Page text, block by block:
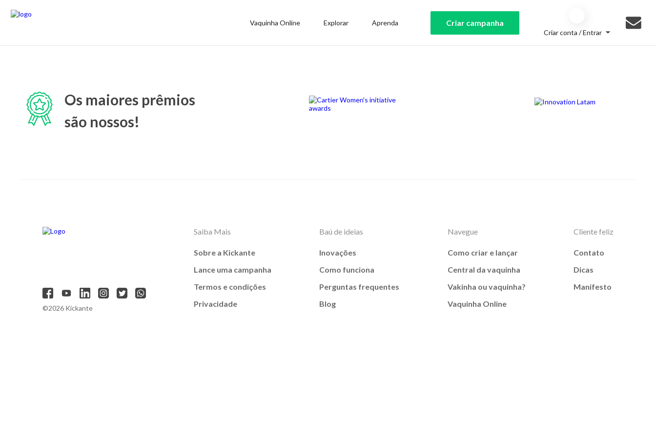
Vaquinha Online Explorar Aprenda Criar campanha
Criar conta / Entrar
Os maiores prêmios
são nossos!
©2026 Kickante
Saiba Mais
Sobre a Kickante
Lance uma campanha
Termos e condições
Privacidade
Baú de ideias
Inovações
Como funciona
Perguntas frequentes
Blog
Navegue
Como criar e lançar
Central da vaquinha
Vakinha ou vaquinha?
Vaquinha Online
Cliente feliz
Contato
Dicas
Manifesto